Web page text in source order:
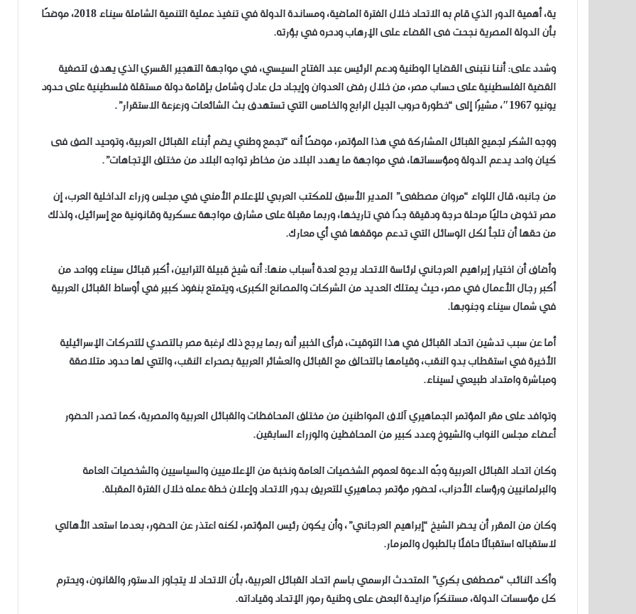
ية، أهمية الدور الذي قام به الاتحاد خلال الفترة الماضية، ومساندة الدولة في تنفيذ عملية التنمية الشاملة سيناء 2018، موضحًا
بأن الدولة المصرية نجحت فى القضاء على الإرهاب ودحره في بؤرته.
وشدد على: أننا نتبنى القضايا الوطنية ودعم الرئيس عبد الفتاح السيسي، في مواجهة التهجير القسري الذي يهدف لتصفية
القضية الفلسطينية على حساب مصر، من خلال رفض العدوان وإيجاد حل عادل وشامل بإقامة دولة مستقلة فلسطينية على حدود
يونيو 1967″، مشيرًا إلى “خطورة حروب الجيل الرابع والخامس التي تستهدف بث الشائعات وزعزعة الاستقرار”.
ووجه الشكر لجميع القبائل المشاركة في هذا المؤتمر، موضحًا أنه “تجمع وطني يضم أبناء القبائل العربية، وتوحيد الصف فى
كيان واحد يدعم الدولة ومؤسساتها، في مواجهة ما يهدد البلاد من مخاطر تواجه البلاد من مختلف الإتجاهات”.
من جانبه، قال اللواء “مروان مصطفى” المدير الأسبق للمكتب العربي للإعلام الأمني في مجلس وزراء الداخلية العرب، إن
مصر تخوض حاليًا مرحلة حرجة ودقيقة جدًا في تاريخها، وربما مقبلة على مشارف مواجهة عسكرية وقانونية مع إسرائيل، ولذلك
من حقها أن تلجأ لكل الوسائل التي تدعم موقفها في أي معارك.
وأضاف أن اختيار إبراهيم العرجاني لرئاسة الاتحاد يرجع لعدة أسباب منها: أنه شيخ قبيلة الترابين، أكبر قبائل سيناء وواحد من
أكبر رجال الأعمال في مصر، حيث يمتلك العديد من الشركات والمصانع الكبرى، ويتمتع بنفوذ كبير في أوساط القبائل العربية
في شمال سيناء وجنوبها.
أما عن سبب تدشين اتحاد القبائل في هذا التوقيت، فرأى الخبير أنه ربما يرجع ذلك لرغبة مصر بالتصدي للتحركات الإسرائيلية
الأخيرة في استقطاب بدو النقب، وقيامها بالتحالف مع القبائل والعشائر العربية بصحراء النقب، والتي لها حدود متلاصقة
ومباشرة وامتداد طبيعي لسيناء.
وتوافد على مقر المؤتمر الجماهيري آلاف المواطنين من مختلف المحافظات والقبائل العربية والمصرية، كما تصدر الحضور
أعضاء مجلس النواب والشيوخ وعدد كبير من المحافظين والوزراء السابقين.
وكان اتحاد القبائل العربية وجّه الدعوة لعموم الشخصيات العامة ونخبة من الإعلاميين والسياسيين والشخصيات العامة
والبرلمانيين ورؤساء الأحزاب، لحضور مؤتمر جماهيري للتعريف بدور الاتحاد وإعلان خطة عمله خلال الفترة المقبلة.
وكان من المقرر أن يحضر الشيخ “إبراهيم العرجاني”، وأن يكون رئيس المؤتمر، لكنه اعتذر عن الحضور، بعدما استعد الأهالي
لاستقباله استقبالًا حافلًا بالطبول والمزمار.
وأكد النائب “مصطفى بكري” المتحدث الرسمي باسم اتحاد القبائل العربية، بأن الاتحاد لا يتجاوز الدستور والقانون، ويحترم
كل مؤسسات الدولة، مستنكرًا مزايدة البعض على وطنية رموز الإتحاد وقياداته.